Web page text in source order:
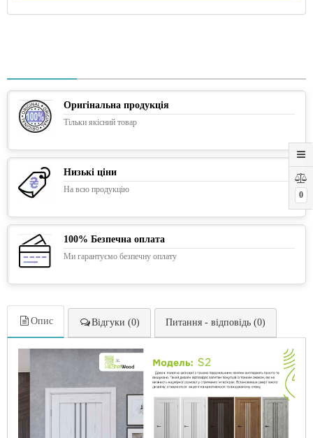
0
Оригінальна продукція
Тільки якісний товар
Низькі ціни
На всю продукцію
100% Безпечна оплата
Ми гарантуємо безпечну оплату
Опис Відгуки (0) Питання - відповідь (0)